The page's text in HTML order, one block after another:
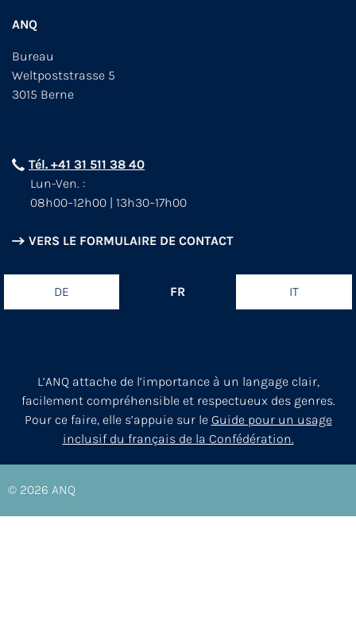
ANQ
Bureau
Weltpoststrasse 5
3015 Berne
Tél. +41 31 511 38 40
Lun-Ven. :
08h00–12h00 | 13h30–17h00
VERS LE FORMULAIRE DE CONTACT
DE FR IT
L’ANQ attache de l’importance à un langage clair,
facilement compréhensible et respectueux des genres.
Pour ce faire, elle s’appuie sur le Guide pour un usage
inclusif du français de la Confédération.
© 2026 ANQ